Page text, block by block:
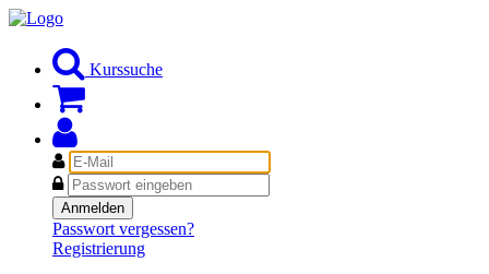
Kurssuche
E-
Mail
Passwort
Anmelden
Passwort vergessen?
Registrierung